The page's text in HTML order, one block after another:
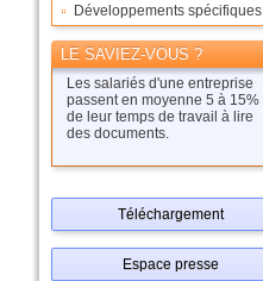
Développements spécifiques
LE SAVIEZ-VOUS ?
Les salariés d'une entreprise
passent en moyenne 5 à 15%
de leur temps de travail à lire
des documents.
Téléchargement
Espace presse